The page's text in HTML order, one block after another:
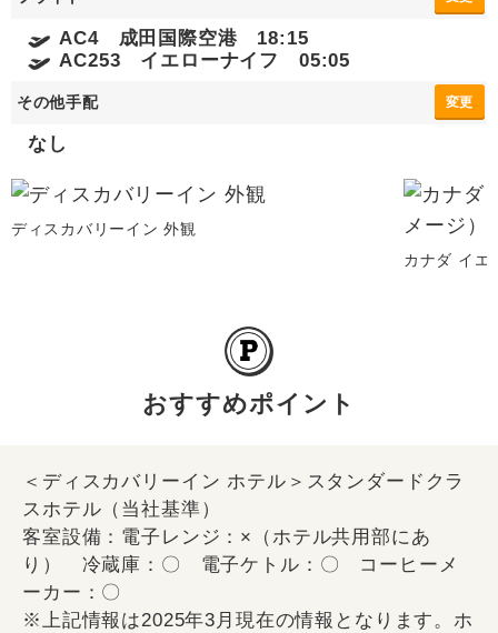
AC4 成田国際空港 18:15
AC253 イエローナイフ 05:05
その他手配 変更
なし
ディスカバリーイン 外観
カナダ イエ
おすすめポイント
＜ディスカバリーイン ホテル＞スタンダードクラ
スホテル（当社基準）
客室設備：電子レンジ：×（ホテル共用部にあ
り） 冷蔵庫：〇 電子ケトル：〇 コーヒーメ
ーカー：〇
※上記情報は2025年3月現在の情報となります。ホ